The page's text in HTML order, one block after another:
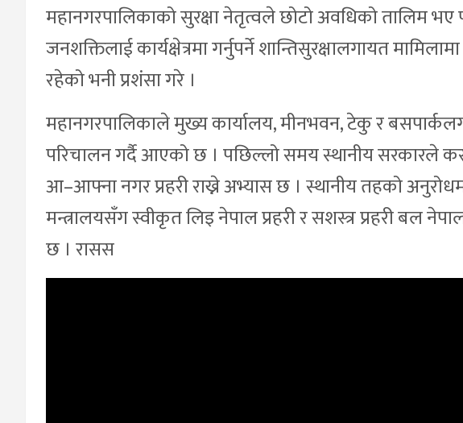
महानगरपालिकाको सुरक्षा नेतृत्वले छोटो अवधिको तालिम भए
जनशक्तिलाई कार्यक्षेत्रमा गर्नुपर्ने शान्तिसुरक्षालगायत
रहेको भनी प्रशंसा गरे ।
महानगरपालिकाले मुख्य कार्यालय, मीनभवन, टेकु र
परिचालन गर्दै आएको छ । पछिल्लो समय स्थानीय सरकारले
आ–आफ्ना नगर प्रहरी राख्ने अभ्यास छ । स्थानीय तहको
मन्त्रालयसँग स्वीकृत लिइ नेपाल प्रहरी र सशस्त्र प्रहरी बल
छ । रासस